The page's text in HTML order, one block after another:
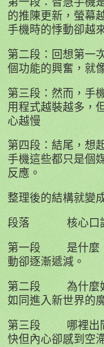
的推陳更新，螢幕
手機時的悸動卻越
第二段：回想第一
個功能的興奮，就
第三段：然而，手
用程式越裝越多，
心越慢
第四段：結尾，想
手機這些都只是個
反應。
整理後的結構就變
段落 核心
第一段
是什麼
動卻逐漸遞減。
第二段
為什麼
如同進入新世界的
第三段
哪裡出
快但內心卻感到空